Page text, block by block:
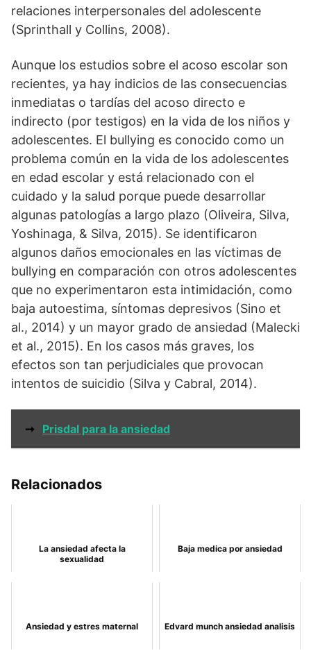
relaciones interpersonales del adolescente
(Sprinthall y Collins, 2008).
Aunque los estudios sobre el acoso escolar son
recientes, ya hay indicios de las consecuencias
inmediatas o tardías del acoso directo e
indirecto (por testigos) en la vida de los niños y
adolescentes. El bullying es conocido como un
problema común en la vida de los adolescentes
en edad escolar y está relacionado con el
cuidado y la salud porque puede desarrollar
algunas patologías a largo plazo (Oliveira, Silva,
Yoshinaga, & Silva, 2015). Se identificaron
algunos daños emocionales en las víctimas de
bullying en comparación con otros adolescentes
que no experimentaron esta intimidación, como
baja autoestima, síntomas depresivos (Sino et
al., 2014) y un mayor grado de ansiedad (Malecki
et al., 2015). En los casos más graves, los
efectos son tan perjudiciales que provocan
intentos de suicidio (Silva y Cabral, 2014).
➞ Prisdal para la ansiedad
Relacionados
La ansiedad afecta la
sexualidad
Baja medica por ansiedad
Ansiedad y estres maternal Edvard munch ansiedad analisis